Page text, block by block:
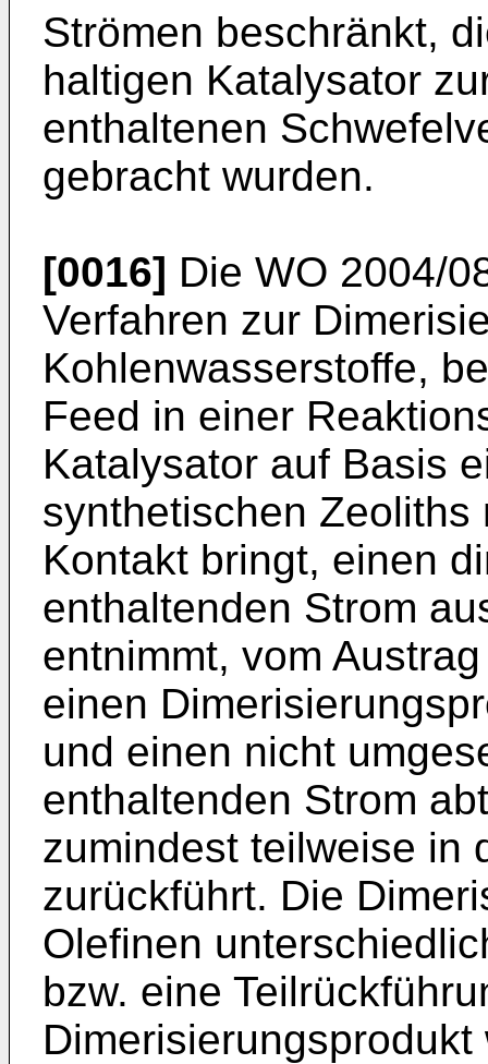
Strömen beschränkt,
haltigen Katalysator
enthaltenen
gebracht wurden.
[0016] Die WO 2004/
Verfahren zur
Kohlenwasserstoffe,
Feed in einer
Katalysator auf Basis
synthetischen
Kontakt bringt, einen
enthaltenden Strom
entnimmt, vom
einen
und einen nicht
enthaltenden Strom
zumindest teilweise in
zurückführt. Die
Olefinen
bzw. eine